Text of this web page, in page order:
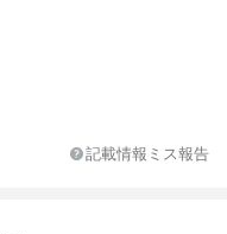
記載情報ミス報告